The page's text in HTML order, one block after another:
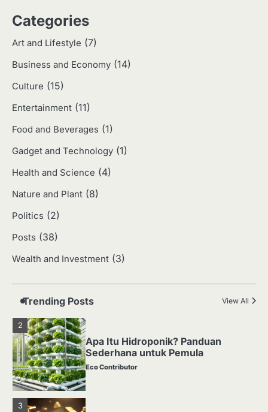
Categories
Art and Lifestyle (7)
Business and Economy (14)
Culture (15)
Entertainment (11)
Food and Beverages (1)
Gadget and Technology (1)
Health and Science (4)
Nature and Plant (8)
Politics (2)
Posts (38)
Wealth and Investment (3)
Trending Posts View All
Harga Emas Hari Ini: Panduan untuk
Eco Contributor
4
Jasa Menulis: Peluang Bisnis Kreatif
di Era Digital
Eco Contributor
Jasa Desain: Peluang Usaha Kreatif
di Era Digital
Media Tanam: Jenis, Fungsi, dan
Eco Contributor
2
Apa Itu Hidroponik? Panduan
Sederhana untuk Pemula
Eco Contributor
3